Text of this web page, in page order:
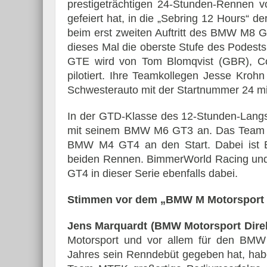
prestigeträchtigen 24-Stunden-Rennen
gefeiert hat, in die „Sebring 12 Hours“
beim erst zweiten Auftritt des BMW M8
dieses Mal die oberste Stufe des
GTE wird von Tom Blomqvist (GBR),
pilotiert. Ihre Teamkollegen Jesse
Schwesterauto mit der Startnummer 24
In der GTD-Klasse des 12-Stunden-
mit seinem BMW M6 GT3 an. Das
BMW M4 GT4 an den Start. Dabei ist
beiden Rennen. BimmerWorld Racing
GT4 in dieser Serie ebenfalls dabei.
Stimmen vor dem „BMW M
Jens Marquardt (BMW Motorsport
Motorsport und vor allem für den
Jahres sein Renndebüt gegeben hat,